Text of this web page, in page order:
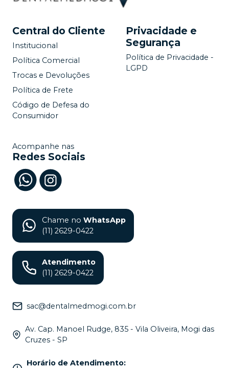
Central do Cliente
Institucional
Política Comercial
Trocas e Devoluções
Política de Frete
Código de Defesa do
Consumidor
Privacidade e
Segurança
Política de Privacidade -
LGPD
Acompanhe nas
Redes Sociais
Chame no WhatsApp
(11) 2629-0422
Atendimento
(11) 2629-0422
sac@dentalmedmogi.com.br
Av. Cap. Manoel Rudge, 835 - Vila Oliveira, Mogi das
Cruzes - SP
Horário de Atendimento: